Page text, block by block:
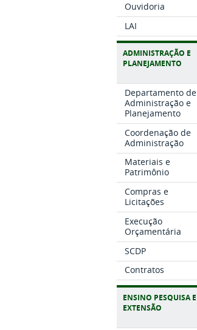
Ouvidoria
LAI
ADMINISTRAÇÃO E
PLANEJAMENTO
Departamento de
Administração e
Planejamento
Coordenação de
Administração
Materiais e
Patrimônio
Compras e
Licitações
Execução
Orçamentária
SCDP
Contratos
ENSINO PESQUISA E
EXTENSÃO